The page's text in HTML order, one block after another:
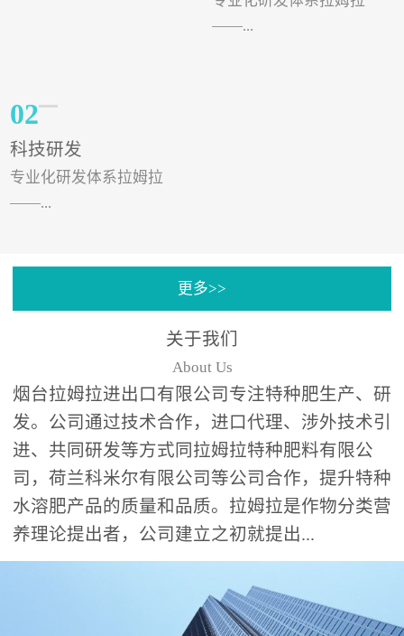
——...
02
科技研发
专业化研发体系拉姆拉
——...
分中心”的科研开发系统，
更多>>
关于我们
About Us
烟台拉姆拉进出口有限公司专注特种肥生产、研
发。公司通过技术合作，进口代理、涉外技术引
进、共同研发等方式同拉姆拉特种肥料有限公
司，荷兰科米尔有限公司等公司合作，提升特种
水溶肥产品的质量和品质。拉姆拉是作物分类营
养理论提出者，公司建立之初就提出...